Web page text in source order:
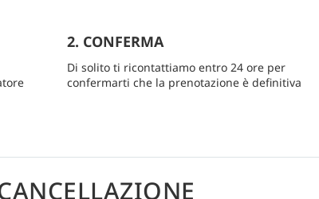
2. CONFERMA
Di solito ti ricontattiamo entro 24 ore per
confermarti che la prenotazione è definitiva